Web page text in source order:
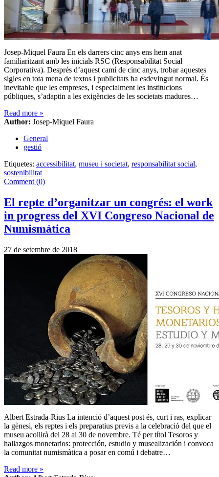
Josep-Miquel Faura En els darrers cinc anys ens hem anat
familiaritzant amb les inicials RSC (Responsabilitat Social
Corporativa). Després d’aquest camí de cinc anys, trobar aquestes
sigles en tota mena de textos i publicitats ha esdevingut normal. És
inevitable que les empreses, i especialment les institucions
públiques, s’adaptin a les exigències de les societats madures…
Read more »
Author: Josep-Miquel Faura
General
gestió
Etiquetes: accessibilitat, museu i societat, responsabilitat social,
sostenibilitat
Comment (0)
El repte d’organitzar un congrés: el work
in progress del XVI Congreso Nacional de
Numismática
27 de setembre de 2018
Albert Estrada-Rius La intenció d’aquest post és, curt i ras, explicar
la gènesi, els reptes i els preparatius previs a la celebració del que el
museu acollirà del 28 al 30 de novembre. Té per títol Tesoros y
hallazgos monetarios: protección, estudio y musealización i convoca
la comunitat numismàtica a posar en comú i debatre…
Read more »